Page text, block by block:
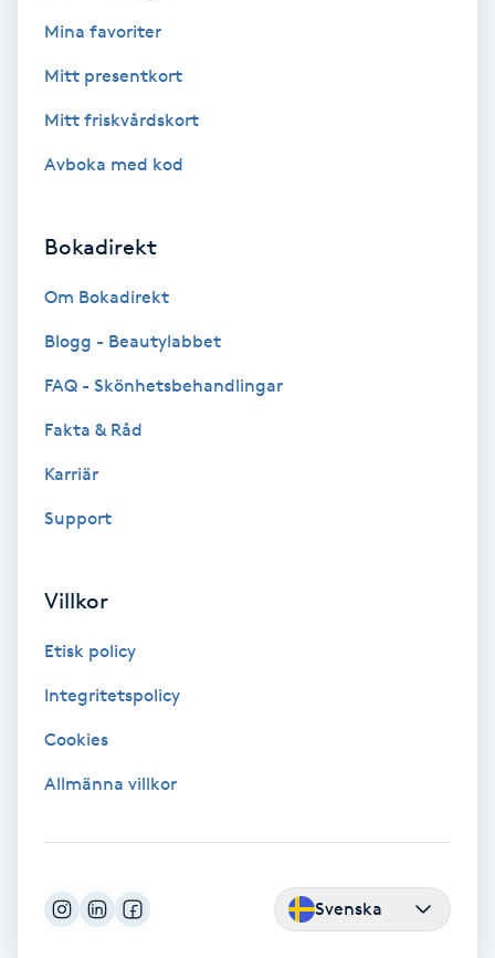
Thaimassage
Torr hårbotten
Trådning
Tvätt & Fön
Vaxning brasiliansk
Vinyasa Yoga
Mina favoriter
Mitt presentkort
Mitt friskvårdskort
Avboka med kod
Bokadirekt
Om Bokadirekt
Blogg - Beautylabbet
FAQ - Skönhetsbehandlingar
Fakta & Råd
Karriär
Support
Villkor
Etisk policy
Integritetspolicy
Cookies
Allmänna villkor
Svenska